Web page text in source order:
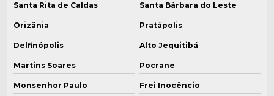
Santa Rita de Caldas Santa Bárbara do Leste
Orizânia Pratápolis
Delfinópolis Alto Jequitibá
Martins Soares Pocrane
Monsenhor Paulo Frei Inocêncio